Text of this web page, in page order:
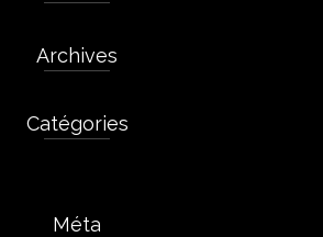
Archives
Catégories
Méta